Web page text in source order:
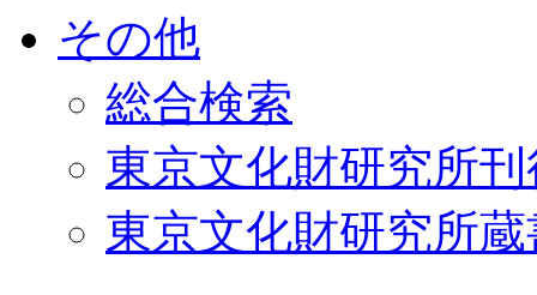
その他
総合検索
東京文化財研究所
東京文化財研究所